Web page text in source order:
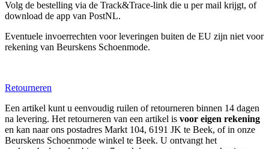
Volg de bestelling via de Track&Trace-link die u per mail krijgt, of
download de app van PostNL.
Eventuele invoerrechten voor leveringen buiten de EU zijn niet voor
rekening van Beurskens Schoenmode.
Retourneren
Een artikel kunt u eenvoudig ruilen of retourneren binnen 14 dagen
na levering. Het retourneren van een artikel is voor eigen rekening
en kan naar ons postadres Markt 104, 6191 JK te Beek, of in onze
Beurskens Schoenmode winkel te Beek. U ontvangt het